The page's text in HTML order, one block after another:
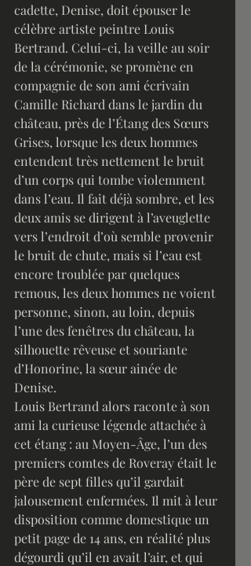
cadette, Denise, doit épouser le
célèbre artiste peintre Louis
Bertrand. Celui-ci, la veille au soir
de la cérémonie, se promène en
compagnie de son ami écrivain
Camille Richard dans le jardin du
château, près de l’Étang des Sœurs
Grises, lorsque les deux hommes
entendent très nettement le bruit
d’un corps qui tombe violemment
dans l’eau. Il fait déjà sombre, et les
deux amis se dirigent à l’aveuglette
vers l’endroit d’où semble provenir
le bruit de chute, mais si l’eau est
encore troublée par quelques
remous, les deux hommes ne voient
personne, sinon, au loin, depuis
l’une des fenêtres du château, la
silhouette rêveuse et souriante
d’Honorine, la sœur ainée de
Denise.
Louis Bertrand alors raconte à son
ami la curieuse légende attachée à
cet étang : au Moyen-Âge, l’un des
premiers comtes de Roveray était le
père de sept filles qu’il gardait
jalousement enfermées. Il mit à leur
disposition comme domestique un
petit page de 14 ans, en réalité plus
dégourdi qu’il en avait l’air, et qui